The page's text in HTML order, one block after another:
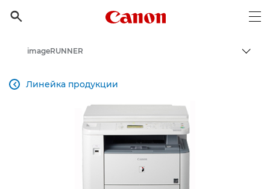

Canon Logo, back to
imageRUNNER
Линейка продукции
